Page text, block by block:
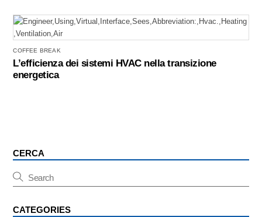
COFFEE BREAK
L’efficienza dei sistemi HVAC nella transizione
energetica
CERCA
CATEGORIES